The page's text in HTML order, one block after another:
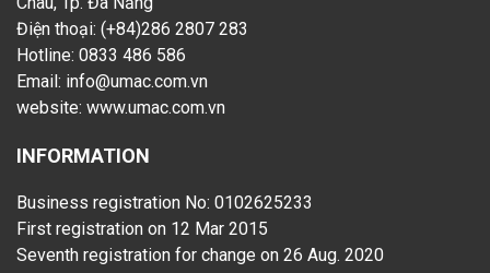
Điện thoại: (+84)286 2807 283
Hotline: 0833 486 586
Email: info@umac.com.vn
website: www.umac.com.vn
INFORMATION
Business registration No: 0102625233
First registration on 12 Mar 2015
Seventh registration for change on 26 Aug. 2020